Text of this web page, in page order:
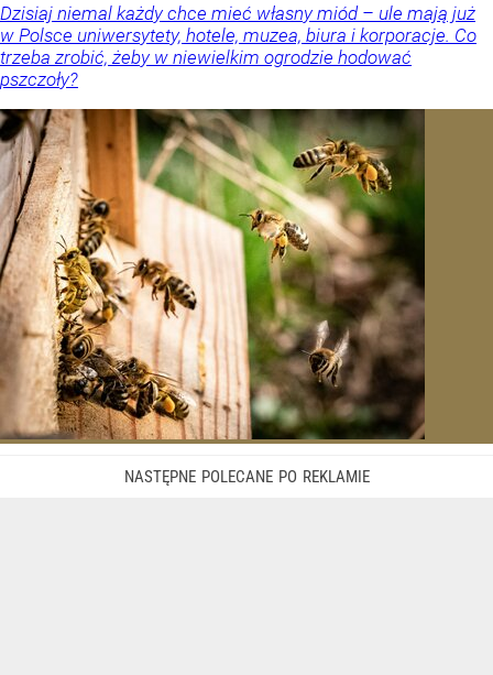
Dzisiaj niemal każdy chce mieć własny miód – ule mają już
w Polsce uniwersytety, hotele, muzea, biura i korporacje. Co
trzeba zrobić, żeby w niewielkim ogrodzie hodować
pszczoły?